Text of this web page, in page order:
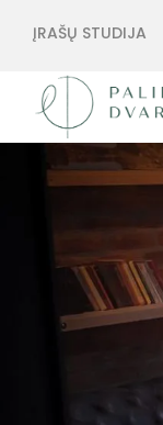
ĮRAŠŲ STUDIJA